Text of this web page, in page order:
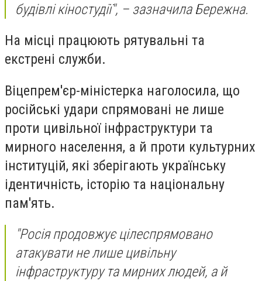
будівлі кіностудії", – зазначила Бережна.
На місці працюють рятувальні та
екстрені служби.
Віцепрем'єр-міністерка наголосила, що
російські удари спрямовані не лише
проти цивільної інфраструктури та
мирного населення, а й проти культурних
інституцій, які зберігають українську
ідентичність, історію та національну
пам'ять.
"Росія продовжує цілеспрямовано
атакувати не лише цивільну
інфраструктуру та мирних людей, а й